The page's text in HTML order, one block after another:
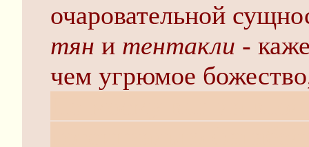
очаровательной
тян и тентакли -
чем угрюмое